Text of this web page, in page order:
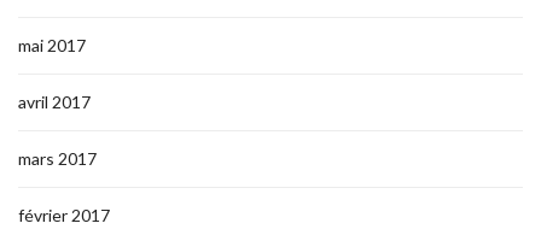
mai 2017
avril 2017
mars 2017
février 2017